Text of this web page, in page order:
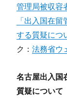
管理局被収容
「出入国在
する質疑につ
ク：法務省ウ
名古屋出入国
質疑について